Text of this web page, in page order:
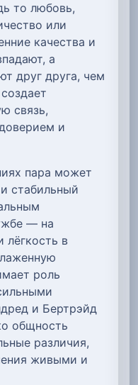
то любовь,
или
качества и
а
друг друга, чем
связь,
и
пара может
стабильный
— на
лёгкость в
роль
и Бертрэйд
общность
различия,
живыми и